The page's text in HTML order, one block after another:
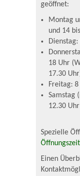
geöffnet:
Montag
und 14
18 Uhr
17.30
Freitag:
Samstag
12.30 Uhr
Spezielle
Einen